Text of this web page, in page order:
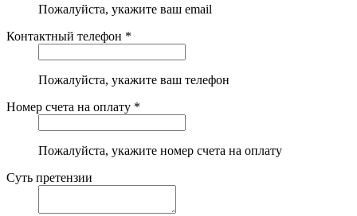
Пожалуйста, укажите ваш email
Контактный телефон *
Пожалуйста, укажите ваш телефон
Номер счета на оплату *
Пожалуйста, укажите номер счета на оплату
Суть претензии